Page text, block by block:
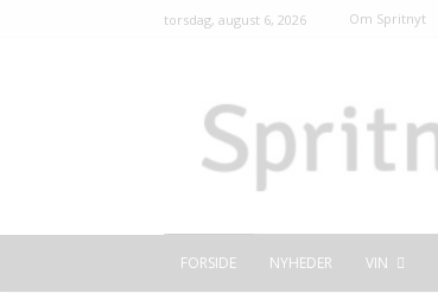
torsdag, august 6, 2026 Om Spritnyt
FORSIDE NYHEDER VIN